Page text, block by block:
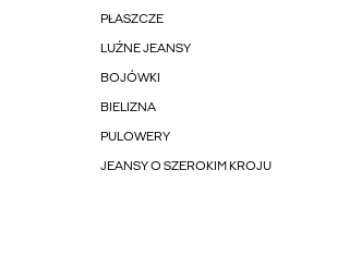
PŁASZCZE
LUŹNE JEANSY
BOJÓWKI
BIELIZNA
PULOWERY
JEANSY O SZEROKIM KROJU